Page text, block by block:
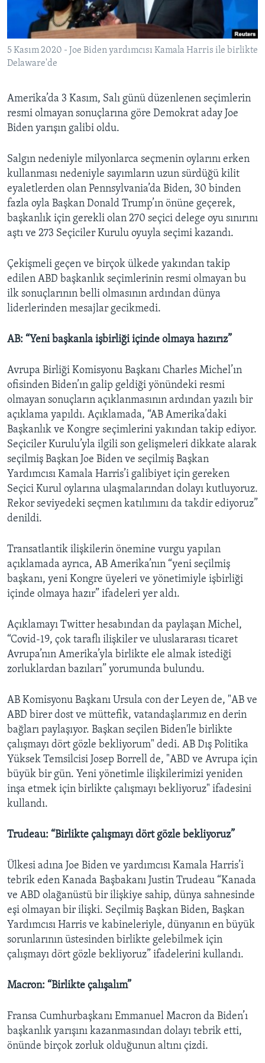
HAYATTAN
SANAT
BIZI TAKIP EDIN
Diller
5 Kasım 2020 - Joe Biden yardımcısı Kamala Harris ile birlikte
Delaware'de
Amerika’da 3 Kasım, Salı günü düzenlenen seçimlerin
resmi olmayan sonuçlarına göre Demokrat aday Joe
Biden yarışın galibi oldu.
Salgın nedeniyle milyonlarca seçmenin oylarını erken
kullanması nedeniyle sayımların uzun sürdüğü kilit
eyaletlerden olan Pennsylvania’da Biden, 30 binden
fazla oyla Başkan Donald Trump’ın önüne geçerek,
başkanlık için gerekli olan 270 seçici delege oyu sınırını
aştı ve 273 Seçiciler Kurulu oyuyla seçimi kazandı.
Çekişmeli geçen ve birçok ülkede yakından takip
edilen ABD başkanlık seçimlerinin resmi olmayan bu
ilk sonuçlarının belli olmasının ardından dünya
liderlerinden mesajlar gecikmedi.
AB: “Yeni başkanla işbirliği içinde olmaya hazırız”
Avrupa Birliği Komisyonu Başkanı Charles Michel’ın
ofisinden Biden’ın galip geldiği yönündeki resmi
olmayan sonuçların açıklanmasının ardından yazılı bir
açıklama yapıldı. Açıklamada, “AB Amerika’daki
Başkanlık ve Kongre seçimlerini yakından takip ediyor.
Seçiciler Kurulu’yla ilgili son gelişmeleri dikkate alarak
seçilmiş Başkan Joe Biden ve seçilmiş Başkan
Yardımcısı Kamala Harris’i galibiyet için gereken
Seçici Kurul oylarına ulaşmalarından dolayı kutluyoruz.
Rekor seviyedeki seçmen katılımını da takdir ediyoruz”
denildi.
Transatlantik ilişkilerin önemine vurgu yapılan
açıklamada ayrıca, AB Amerika’nın “yeni seçilmiş
başkanı, yeni Kongre üyeleri ve yönetimiyle işbirliği
içinde olmaya hazır” ifadeleri yer aldı.
Açıklamayı Twitter hesabından da paylaşan Michel,
“Covid-19, çok taraflı ilişkiler ve uluslararası ticaret
Avrupa’nın Amerika’yla birlikte ele almak istediği
zorluklardan bazıları” yorumunda bulundu.
AB Komisyonu Başkanı Ursula con der Leyen de, "AB ve
ABD birer dost ve müttefik, vatandaşlarımız en derin
bağları paylaşıyor. Başkan seçilen Biden'le birlikte
çalışmayı dört gözle bekliyorum" dedi. AB Dış Politika
Yüksek Temsilcisi Josep Borrell de, "ABD ve Avrupa için
büyük bir gün. Yeni yönetimle ilişkilerimizi yeniden
inşa etmek için birlikte çalışmayı bekliyoruz" ifadesini
kullandı.
Trudeau: “Birlikte çalışmayı dört gözle bekliyoruz”
Ülkesi adına Joe Biden ve yardımcısı Kamala Harris’i
tebrik eden Kanada Başbakanı Justin Trudeau “Kanada
ve ABD olağanüstü bir ilişkiye sahip, dünya sahnesinde
eşi olmayan bir ilişki. Seçilmiş Başkan Biden, Başkan
Yardımcısı Harris ve kabineleriyle, dünyanın en büyük
sorunlarının üstesinden birlikte gelebilmek için
çalışmayı dört gözle bekliyoruz” ifadelerini kullandı.
Macron: “Birlikte çalışalım”
Fransa Cumhurbaşkanı Emmanuel Macron da Biden’ı
başkanlık yarışını kazanmasından dolayı tebrik etti,
önünde birçok zorluk olduğunun altını çizdi.